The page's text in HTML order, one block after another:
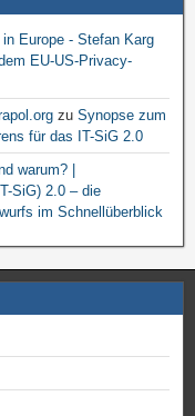
Europe - Stefan Karg
EU-US-Privacy-
zu Synopse zum
für das IT-SiG 2.0
warum? |
SiG) 2.0 – die
im Schnellüberblick